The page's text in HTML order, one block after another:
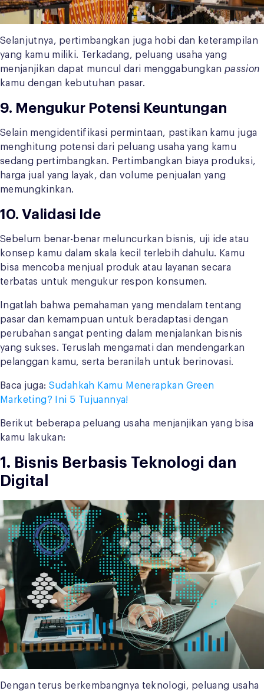
Selanjutnya, pertimbangkan juga hobi dan keterampilan
yang kamu miliki. Terkadang, peluang usaha yang
menjanjikan dapat muncul dari menggabungkanpassion
kamu dengan kebutuhan pasar.
9. Mengukur Potensi Keuntungan
Selain mengidentifikasi permintaan, pastikan kamu juga
menghitung potensi dari peluang usaha yang kamu
sedang pertimbangkan. Pertimbangkan biaya produksi,
harga jual yang layak, dan volume penjualan yang
memungkinkan.
10. Validasi Ide
Sebelum benar-benar meluncurkan bisnis, uji ide atau
konsep kamu dalam skala kecil terlebih dahulu. Kamu
bisa mencoba menjual produk atau layanan secara
terbatas untuk mengukur respon konsumen.
Ingatlah bahwa pemahaman yang mendalam tentang
pasar dan kemampuan untuk beradaptasi dengan
perubahan sangat penting dalam menjalankan bisnis
yang sukses. Teruslah mengamati dan mendengarkan
pelanggan kamu, serta beranilah untuk berinovasi.
Baca juga: Sudahkah Kamu Menerapkan Green
Marketing? Ini 5 Tujuannya!
Berikut beberapa peluang usaha menjanjikan yang bisa
kamu lakukan:
1. Bisnis Berbasis Teknologi dan
Digital
Dengan terus berkembangnya teknologi, peluang usaha